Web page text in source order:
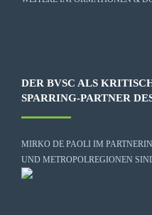
DER BVSC ALS
SPARRING-PARTNER
MIRKO DE PAOLI IM
UND METROPOLREGIONEN